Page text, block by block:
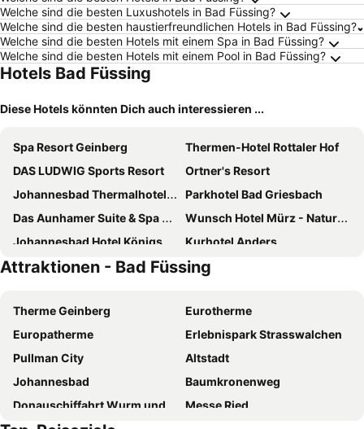
Welche sind die besten Luxushotels in Bad Füssing?
Welche sind die besten haustierfreundlichen Hotels in Bad Füssing?
Welche sind die besten Hotels mit einem Spa in Bad Füssing?
Welche sind die besten Hotels mit einem Pool in Bad Füssing?
Hotels Bad Füssing
Diese Hotels könnten Dich auch interessieren ...
Spa Resort Geinberg
Thermen-Hotel Rottaler Hof
DAS LUDWIG Sports Resort
Ortner's Resort
Johannesbad Thermalhotel Ludwig Thoma
Parkhotel Bad Griesbach
Das Aunhamer Suite & Spa Hotel
Wunsch Hotel Mürz - Natural Health & Spa Hotel
Johannesbad Hotel Königshof
Kurhotel Anders
Wellnesshotel Wittelsbach
AktiVital Hotel
Hotel Danzer
Hotel FrechDachs
Stadthotel Schärding
Hotel Drei Quellen Therme
Wellness & Thermal Retreat Das Mühlbach
Hotel am Haslinger Hof
Hotel Chrysantihof
Johannesbad Hotel Füssinger Hof
Kurhotel Panland
Holzapfel
Attraktionen - Bad Füssing
Therme Geinberg
Eurotherme
Europatherme
Erlebnispark Strasswalchen
Pullman City
Altstadt
Johannesbad
Baumkronenweg
Donauschiffahrt Wurm und Köck
Messe Ried